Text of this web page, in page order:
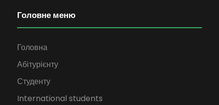
Головне меню
Головна
Абітурієнту
Студенту
International students